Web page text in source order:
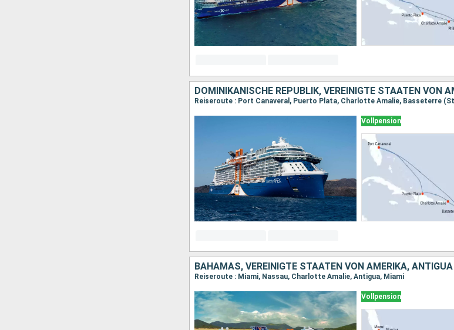
DOMINIKANISCHE REPUBLIK, VEREINIGTE STAATEN VON
Reiseroute : Port Canaveral, Puerto Plata, Charlotte Amalie, Basseterre
Vollpension
BAHAMAS, VEREINIGTE STAATEN VON AMERIKA,
Reiseroute : Miami, Nassau, Charlotte Amalie, Antigua, Miami
Vollpension